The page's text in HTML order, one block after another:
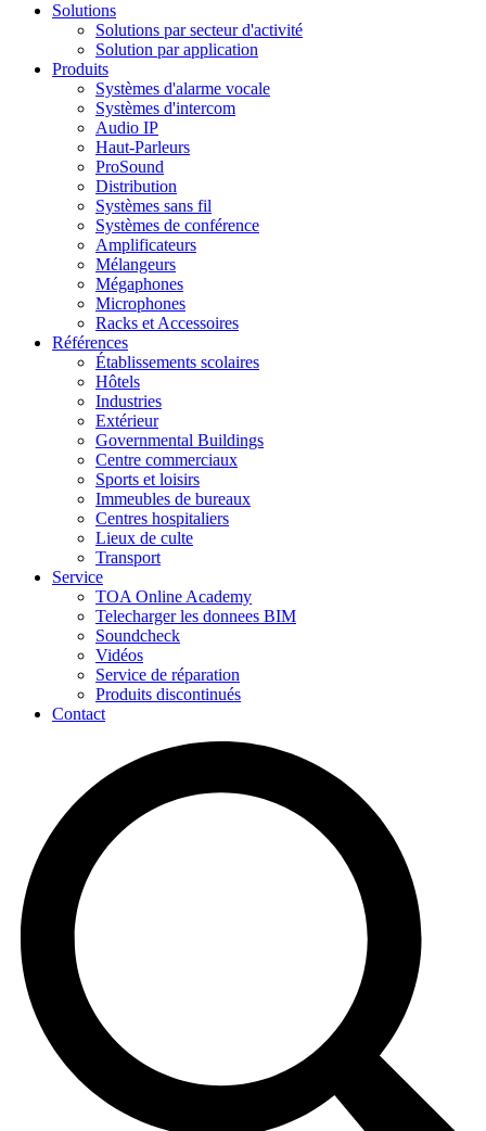
Solutions
Solutions par secteur d'activité
Solution par application
Produits
Systèmes d'alarme vocale
Systèmes d'intercom
Audio IP
Haut-Parleurs
ProSound
Distribution
Systèmes sans fil
Systèmes de conférence
Amplificateurs
Mélangeurs
Mégaphones
Microphones
Racks et Accessoires
Références
Établissements scolaires
Hôtels
Industries
Extérieur
Governmental Buildings
Centre commerciaux
Sports et loisirs
Immeubles de bureaux
Centres hospitaliers
Lieux de culte
Transport
Service
TOA Online Academy
Telecharger les donnees BIM
Soundcheck
Vidéos
Service de réparation
Produits discontinués
Contact